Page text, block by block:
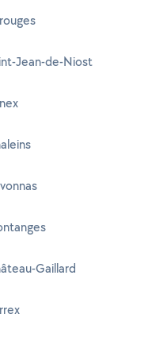
Jean-de-Niost
Gaillard